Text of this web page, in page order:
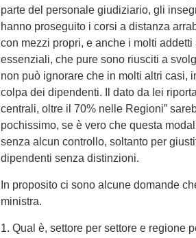
parte del personale giudiziario, gli
hanno proseguito i corsi a distanza
con mezzi propri, e anche i molti addetti
essenziali, che pure sono riusciti a
non può ignorare che in molti altri casi,
colpa dei dipendenti. Il dato da lei
centrali, oltre il 70% nelle Regioni”
pochissimo, se è vero che questa
senza alcun controllo, soltanto per
dipendenti senza distinzioni.
In proposito ci sono alcune domande
ministra.
1. Qual è, settore per settore e regione